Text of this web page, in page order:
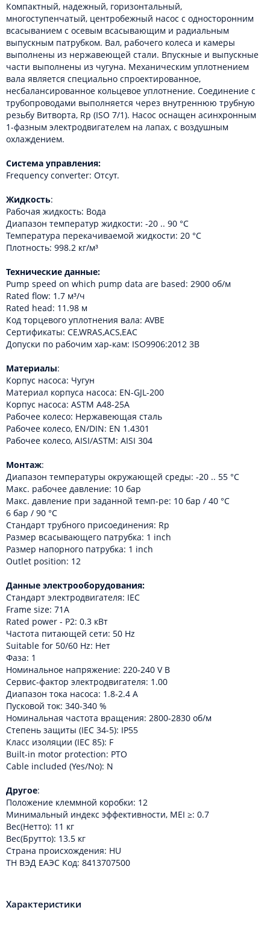
Компактный, надежный, горизонтальный,
многоступенчатый, центробежный насос с односторонним
всасыванием с осевым всасывающим и радиальным
выпускным патрубком. Вал, рабочего колеса и камеры
выполнены из нержавеющей стали. Впускные и выпускные
части выполнены из чугуна. Механическим уплотнением
вала является специально спроектированное,
несбалансированное кольцевое уплотнение. Соединение с
трубопроводами выполняется через внутреннюю трубную
резьбу Витворта, Rp (ISO 7/1). Насос оснащен асинхронным
1-фазным электродвигателем на лапах, с воздушным
охлаждением.
Система управления:
Frequency converter: Отсут.
Жидкость:
Рабочая жидкость: Вода
Диапазон температур жидкости: -20 .. 90 °C
Температура перекачиваемой жидкости: 20 °C
Плотность: 998.2 кг/м³
Технические данные:
Pump speed on which pump data are based: 2900 об/м
Rated flow: 1.7 м³/ч
Rated head: 11.98 м
Код торцевого уплотнения вала: AVBE
Сертификаты: CE,WRAS,ACS,EAC
Допуски по рабочим хар-кам: ISO9906:2012 3B
Материалы:
Корпус насоса: Чугун
Материал корпуса насоcа: EN-GJL-200
Корпус насоса: ASTM A48-25A
Рабочее колесо: Нержавеющая сталь
Рабочее колесо, EN/DIN: EN 1.4301
Рабочее колесо, AISI/ASTM: AISI 304
Монтаж:
Диапазон температуры окружающей среды: -20 .. 55 °C
Макс. рабочее давление: 10 бар
Макс. давление при заданной темп-ре: 10 бар / 40 °C
6 бар / 90 °C
Стандарт трубного присоединения: Rp
Размер всасывающего патрубка: 1 inch
Размер напорного патрубка: 1 inch
Outlet position: 12
Данные электрооборудования:
Стандарт электродвигателя: IEC
Frame size: 71A
Rated power - P2: 0.3 кВт
Частота питающей сети: 50 Hz
Suitable for 50/60 Hz: Нет
Фаза: 1
Номинальное напряжение: 220-240 V В
Сервис-фактор электродвигателя: 1.00
Диапазон тока насоса: 1.8-2.4 A
Пусковой ток: 340-340 %
Номинальная частота вращения: 2800-2830 об/м
Степень защиты (IEC 34-5): IP55
Класс изоляции (IEC 85): F
Built-in motor protection: PTO
Cable included (Yes/No): N
Другое:
Положение клеммной коробки: 12
Минимальный индекс эффективности, MEI ≥: 0.7
Вес(Нетто): 11 кг
Вес(Брутто): 13.5 кг
Cтрана происхождения: HU
ТН ВЭД ЕАЭС Код: 8413707500
Характеристики